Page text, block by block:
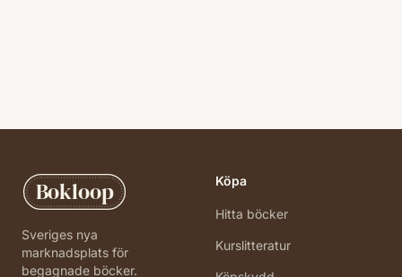
Bokloop
Sveriges nya
marknadsplats för
begagnade böcker.
Köpa
Hitta böcker
Kurslitteratur